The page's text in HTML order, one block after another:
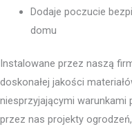
Dodaje poczucie
domu
Instalowane przez naszą
doskonałej jakości
niesprzyjającymi warunkami
przez nas projekty